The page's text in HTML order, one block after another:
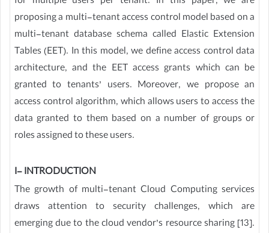
proposing a multi-tenant access control model based on a
multi-tenant database schema called Elastic Extension
Tables (EET). In this model, we define access control data
architecture, and the EET access grants which can be
granted to tenants’ users. Moreover, we propose an
access control algorithm, which allows users to access the
data granted to them based on a number of groups or
roles assigned to these users.
I- INTRODUCTION
The growth of multi-tenant Cloud Computing services
draws attention to security challenges, which are
emerging due to the cloud vendor’s resource sharing [13].